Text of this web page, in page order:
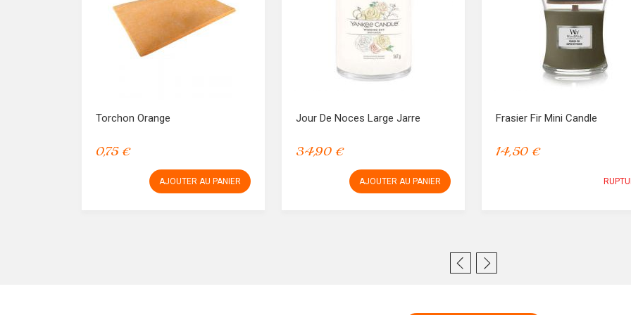
Torchon Orange
0,75 €
AJOUTER AU PANIER
Jour De Noces Large Jarre
34,90 €
AJOUTER AU PANIER
Frasier Fir Mini Candle
14,50 €